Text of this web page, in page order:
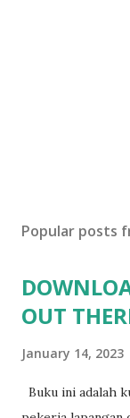
Popular posts
OUT
January 14, 2023
Buku ini adalah